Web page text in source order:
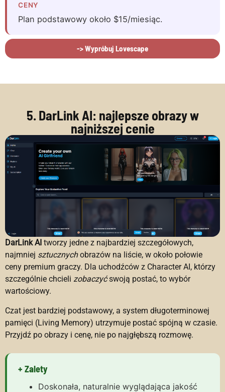
CENY
Plan podstawowy około $15/miesiąc.
-> Wypróbuj Lovescape
5. DarLink AI: najlepsze obrazy w
najniższej cenie
DarLink AI tworzy jedne z najbardziej szczegółowych,
najmniej sztucznychobrazów na liście, w około połowie
ceny premium graczy. Dla uchodźców z Character AI, którzy
szczególnie chcieli zobaczyćswoją postać, to wybór
wartościowy.
Czat jest bardziej podstawowy, a system długoterminowej
pamięci (Living Memory) utrzymuje postać spójną w czasie.
Przyjdź po obrazy i cenę, nie po najgłębszą rozmowę.
+ Zalety
Doskonała, naturalnie wyglądająca jakość